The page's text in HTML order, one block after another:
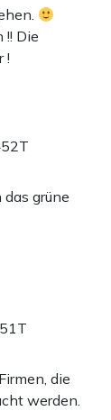
Die
!
das grüne
die
werden.